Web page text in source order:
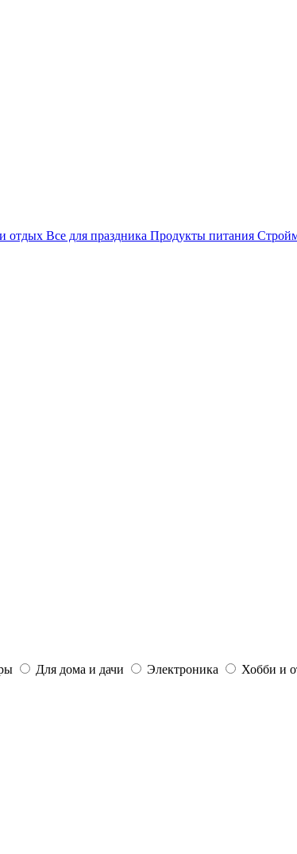
отдых Все для праздника Продукты питания
Для дома и дачи Электроника Хобби и